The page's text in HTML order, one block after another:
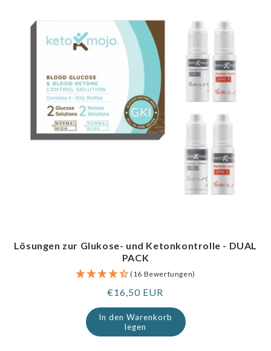
Lösungen zur Glukose- und Ketonkontrolle - DUAL
PACK
(16 Bewertungen)
Regulärer
Preis
€16,50 EUR
In den Warenkorb
legen